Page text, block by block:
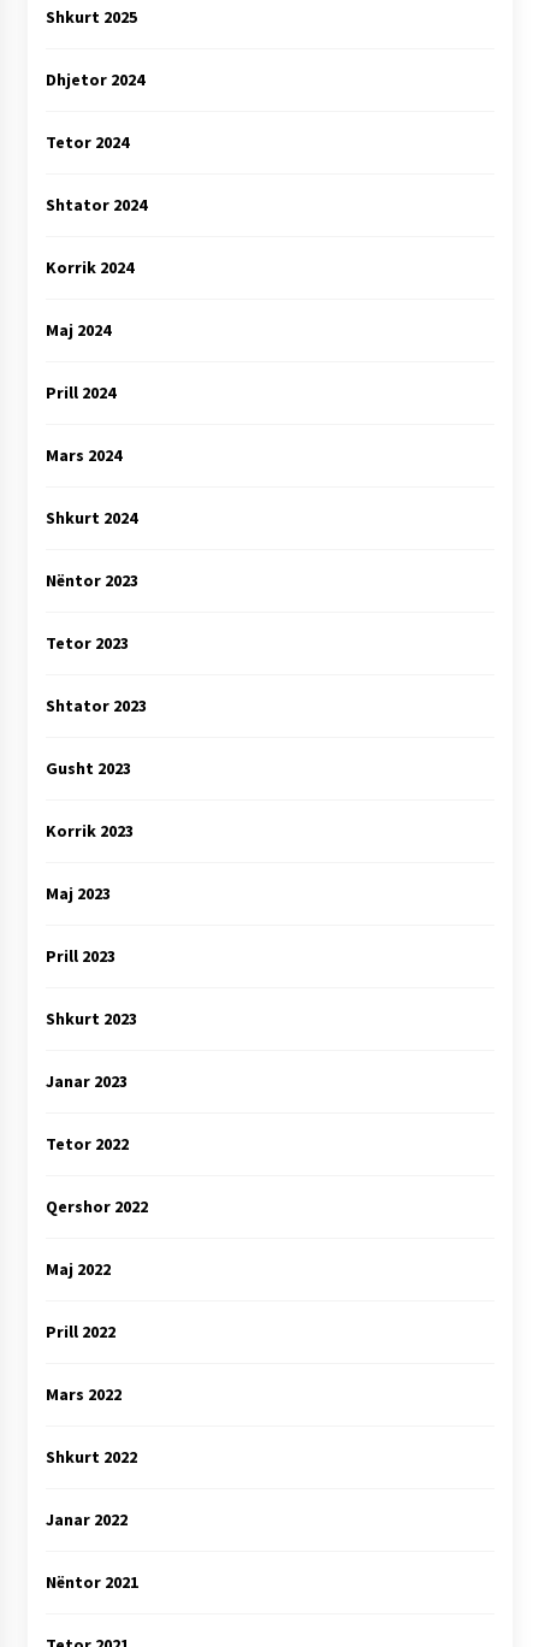
Shkurt 2025
Dhjetor 2024
Tetor 2024
Shtator 2024
Korrik 2024
Maj 2024
Prill 2024
Mars 2024
Shkurt 2024
Nëntor 2023
Tetor 2023
Shtator 2023
Gusht 2023
Korrik 2023
Maj 2023
Prill 2023
Shkurt 2023
Janar 2023
Tetor 2022
Qershor 2022
Maj 2022
Prill 2022
Mars 2022
Shkurt 2022
Janar 2022
Nëntor 2021